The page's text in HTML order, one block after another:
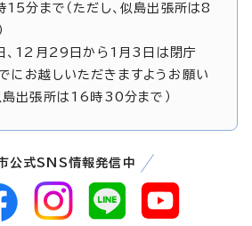
分まで（ただし、似島出張所は8
、12月29日から1月3日は閉庁
にお越しいただきますようお願い
島出張所は16時30分まで）
公式SNS情報発信中